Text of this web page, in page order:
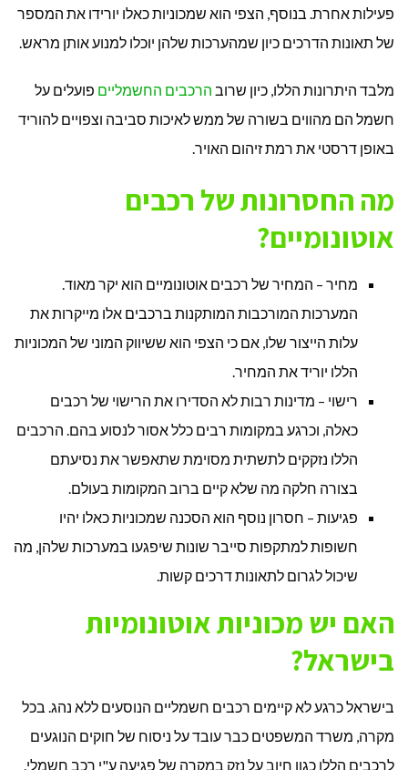
פעילות אחרת. בנוסף, הצפי הוא שמכוניות כאלו יורידו את המספר
של תאונות הדרכים כיון שמהערכות שלהן יוכלו למנוע אותן מראש.
מלבד היתרונות הללו, כיון שרוב הרכבים החשמליים פועלים על
חשמל הם מהווים בשורה של ממש לאיכות סביבה וצפויים להוריד
באופן דרסטי את רמת זיהום האויר.
מה החסרונות של רכבים
אוטונומיים?
מחיר – המחיר של רכבים אוטונומיים הוא יקר מאוד.
המערכות המורכבות המותקנות ברכבים אלו מייקרות את
עלות הייצור שלו, אם כי הצפי הוא ששיווק המוני של המכוניות
הללו יוריד את המחיר.
רישוי – מדינות רבות לא הסדירו את הרישוי של רכבים
כאלה, וכרגע במקומות רבים כלל אסור לנסוע בהם. הרכבים
הללו נזקקים לתשתית מסוימת שתאפשר את נסיעתם
בצורה חלקה מה שלא קיים ברוב המקומות בעולם.
פגיעות – חסרון נוסף הוא הסכנה שמכוניות כאלו יהיו
חשופות למתקפות סייבר שונות שיפגעו במערכות שלהן, מה
שיכול לגרום לתאונות דרכים קשות.
האם יש מכוניות אוטונומיות
בישראל?
בישראל כרגע לא קיימים רכבים חשמליים הנוסעים ללא נהג. בכל
מקרה, משרד המשפטים כבר עובד על ניסוח של חוקים הנוגעים
לרכבים הללו כגון חיוב על נזק במקרה של פגיעה ע"י רכב חשמלי.